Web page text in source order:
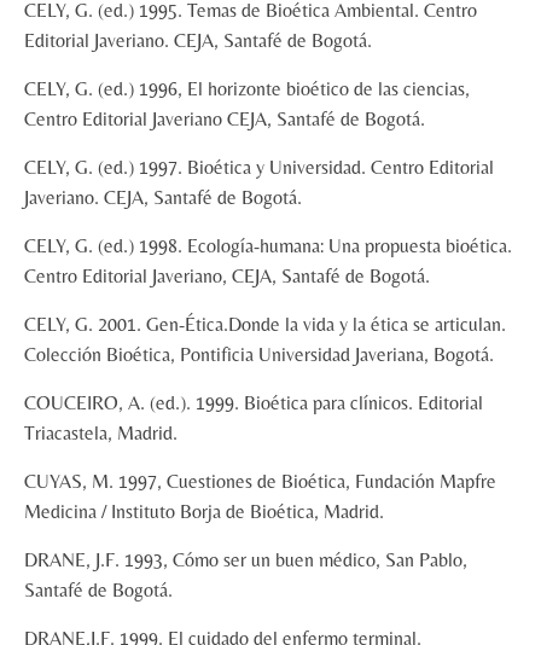
CELY, G. (ed.) 1995. Temas de Bioética Ambiental. Centro
Editorial Javeriano. CEJA, Santafé de Bogotá.
CELY, G. (ed.) 1996, El horizonte bioético de las ciencias,
Centro Editorial Javeriano CEJA, Santafé de Bogotá.
CELY, G. (ed.) 1997. Bioética y Universidad. Centro Editorial
Javeriano. CEJA, Santafé de Bogotá.
CELY, G. (ed.) 1998. Ecología-humana: Una propuesta bioética.
Centro Editorial Javeriano, CEJA, Santafé de Bogotá.
CELY, G. 2001. Gen-Ética.Donde la vida y la ética se articulan.
Colección Bioética, Pontificia Universidad Javeriana, Bogotá.
COUCEIRO, A. (ed.). 1999. Bioética para clínicos. Editorial
Triacastela, Madrid.
CUYAS, M. 1997, Cuestiones de Bioética, Fundación Mapfre
Medicina / Instituto Borja de Bioética, Madrid.
DRANE, J.F. 1993, Cómo ser un buen médico, San Pablo,
Santafé de Bogotá.
DRANE,J.F. 1999. El cuidado del enfermo terminal.